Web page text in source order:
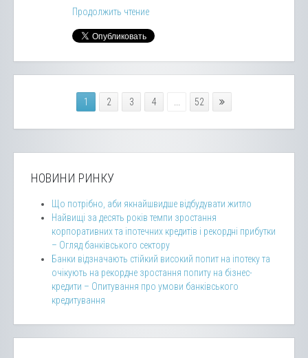
Продолжить чтение
1 2 3 4 52
НОВИНИ РИНКУ
Що потрібно, аби якнайшвидше відбудувати житло
Найвищі за десять років темпи зростання
корпоративних та іпотечних кредитів і рекордні прибутки
– Огляд банківського сектору
Банки відзначають стійкий високий попит на іпотеку та
очікують на рекордне зростання попиту на бізнес-
кредити – Опитування про умови банківського
кредитування